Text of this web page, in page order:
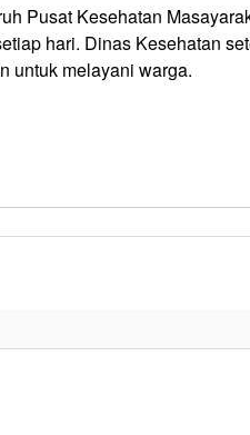
Pusat Kesehatan
hari. Dinas Kesehatan
untuk melayani warga.